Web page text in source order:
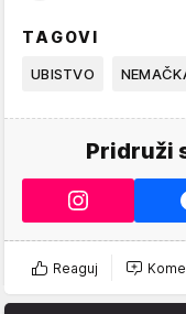
TAGOVI
UBISTVO
Pridruži
Reaguj